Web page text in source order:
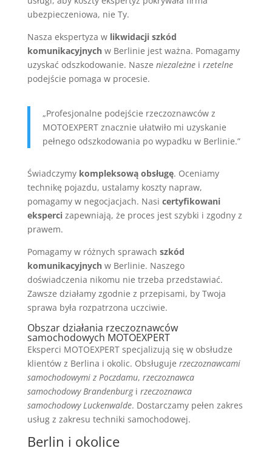
ubezpieczeniowa, nie Ty.
Nasza ekspertyza w likwidacji szkód
komunikacyjnychw Berlinie jest ważna. Pomagamy
uzyskać odszkodowanie. Nasze niezależnei rzetelne
podejście pomaga w procesie.
„Profesjonalne podejście rzeczoznawców z
MOTOEXPERT znacznie ułatwiło mi uzyskanie
pełnego odszkodowania po wypadku w Berlinie.”
Świadczymy kompleksową obsługę. Oceniamy
technikę pojazdu, ustalamy koszty napraw,
pomagamy w negocjacjach. Nasi certyfikowani
ekspercizapewniają, że proces jest szybki i zgodny z
prawem.
Pomagamy w różnych sprawach szkód
komunikacyjnychw Berlinie. Naszego
doświadczenia nikomu nie trzeba przedstawiać.
Zawsze działamy zgodnie z przepisami, by Twoja
sprawa była rozpatrzona uczciwie.
Obszar działania rzeczoznawców
samochodowych MOTOEXPERT
Eksperci MOTOEXPERT specjalizują się w obsłudze
klientów z Berlina i okolic. Obsługuje rzeczoznawcami
samochodowymi z Poczdamu, rzeczoznawca
samochodowy Brandenburgi rzeczoznawca
samochodowy Luckenwalde. Dostarczamy pełen zakres
usług z zakresu techniki samochodowej.
Berlin i okolice